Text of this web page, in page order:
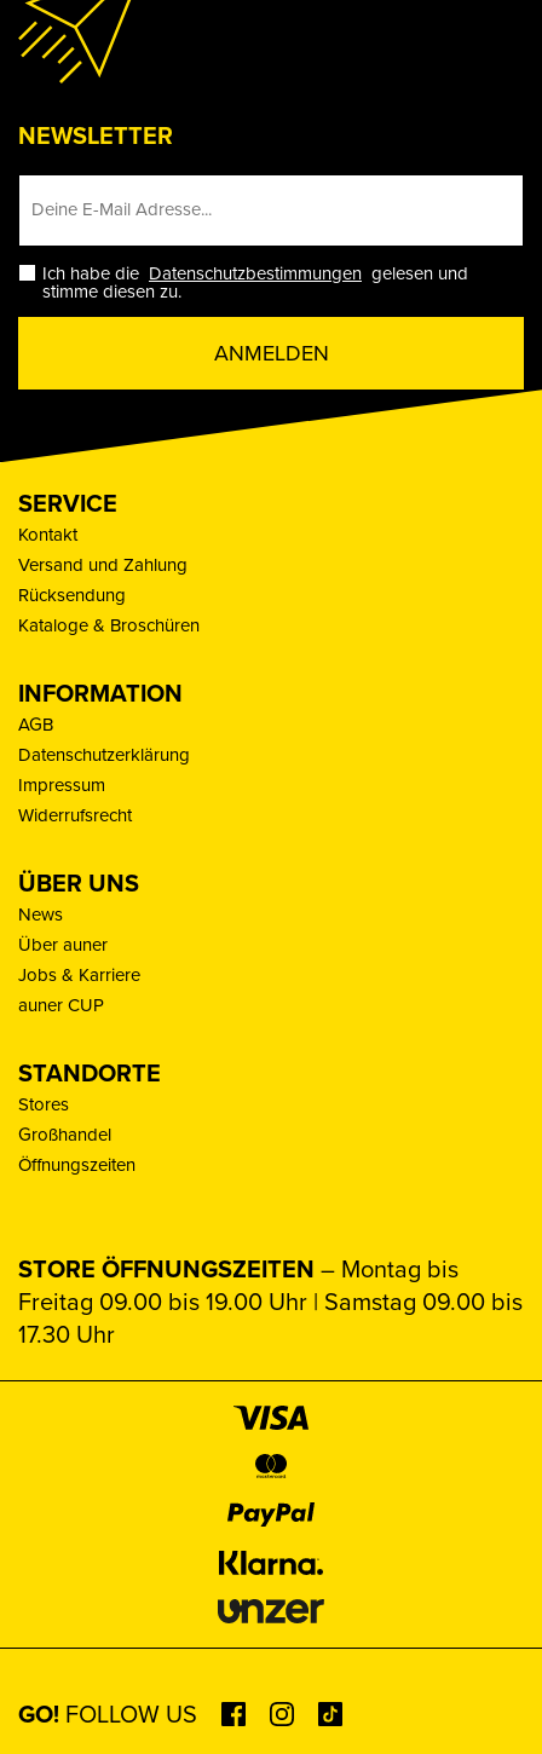
NEWSLETTER
Ich habe die Datenschutzbestimmungen gelesen und
stimme diesen zu.
ANMELDEN
SERVICE
Kontakt
Versand und Zahlung
Rücksendung
Kataloge & Broschüren
INFORMATION
AGB
Datenschutzerklärung
Impressum
Widerrufsrecht
ÜBER UNS
News
Über auner
Jobs & Karriere
auner CUP
STANDORTE
Stores
Großhandel
Öffnungszeiten
STORE ÖFFNUNGSZEITEN – Montag bis
Freitag 09.00 bis 19.00 Uhr | Samstag 09.00 bis
17.30 Uhr
GO! FOLLOW US